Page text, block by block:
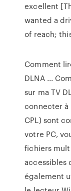
excellent
wanted a
of reach;
Comment
DLNA ...
sur ma TV
connecter à
CPL) sont
votre PC,
fichiers
accessibles
également